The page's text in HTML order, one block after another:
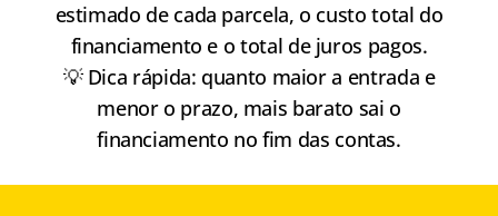
estimado de cada parcela, o custo total do
financiamento e o total de juros pagos.
💡 Dica rápida: quanto maior a entrada e
menor o prazo, mais barato sai o
financiamento no fim das contas.